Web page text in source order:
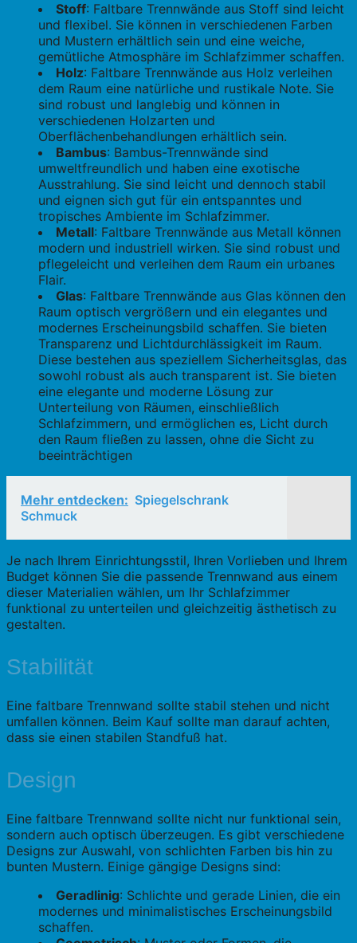
Stoff: Faltbare Trennwände aus Stoff sind leicht
und flexibel. Sie können in verschiedenen Farben
und Mustern erhältlich sein und eine weiche,
gemütliche Atmosphäre im Schlafzimmer schaffen.
Holz: Faltbare Trennwände aus Holz verleihen
dem Raum eine natürliche und rustikale Note. Sie
sind robust und langlebig und können in
verschiedenen Holzarten und
Oberflächenbehandlungen erhältlich sein.
Bambus: Bambus-Trennwände sind
umweltfreundlich und haben eine exotische
Ausstrahlung. Sie sind leicht und dennoch stabil
und eignen sich gut für ein entspanntes und
tropisches Ambiente im Schlafzimmer.
Metall: Faltbare Trennwände aus Metall können
modern und industriell wirken. Sie sind robust und
pflegeleicht und verleihen dem Raum ein urbanes
Flair.
Glas: Faltbare Trennwände aus Glas können den
Raum optisch vergrößern und ein elegantes und
modernes Erscheinungsbild schaffen. Sie bieten
Transparenz und Lichtdurchlässigkeit im Raum.
Diese bestehen aus speziellem Sicherheitsglas, das
sowohl robust als auch transparent ist. Sie bieten
eine elegante und moderne Lösung zur
Unterteilung von Räumen, einschließlich
Schlafzimmern, und ermöglichen es, Licht durch
den Raum fließen zu lassen, ohne die Sicht zu
beeinträchtigen
Mehr entdecken: Spiegelschrank
Schmuck
Je nach Ihrem Einrichtungsstil, Ihren Vorlieben und Ihrem
Budget können Sie die passende Trennwand aus einem
dieser Materialien wählen, um Ihr Schlafzimmer
funktional zu unterteilen und gleichzeitig ästhetisch zu
gestalten.
Stabilität
Eine faltbare Trennwand sollte stabil stehen und nicht
umfallen können. Beim Kauf sollte man darauf achten,
dass sie einen stabilen Standfuß hat.
Design
Eine faltbare Trennwand sollte nicht nur funktional sein,
sondern auch optisch überzeugen. Es gibt verschiedene
Designs zur Auswahl, von schlichten Farben bis hin zu
bunten Mustern. Einige gängige Designs sind:
Geradlinig: Schlichte und gerade Linien, die ein
modernes und minimalistisches Erscheinungsbild
schaffen.